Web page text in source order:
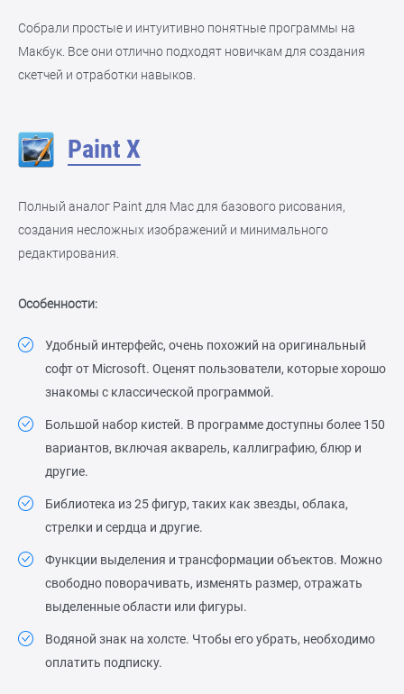
Собрали простые и интуитивно понятные программы на
Макбук. Все они отлично подходят новичкам для создания
скетчей и отработки навыков.
Paint X
Полный аналог Paint для Mac для базового рисования,
создания несложных изображений и минимального
редактирования.
Особенности:
Удобный интерфейс, очень похожий на оригинальный
софт от Microsoft. Оценят пользователи, которые хорошо
знакомы с классической программой.
Большой набор кистей. В программе доступны более 150
вариантов, включая акварель, каллиграфию, блюр и
другие.
Библиотека из 25 фигур, таких как звезды, облака,
стрелки и сердца и другие.
Функции выделения и трансформации объектов. Можно
свободно поворачивать, изменять размер, отражать
выделенные области или фигуры.
Водяной знак на холсте. Чтобы его убрать, необходимо
оплатить подписку.